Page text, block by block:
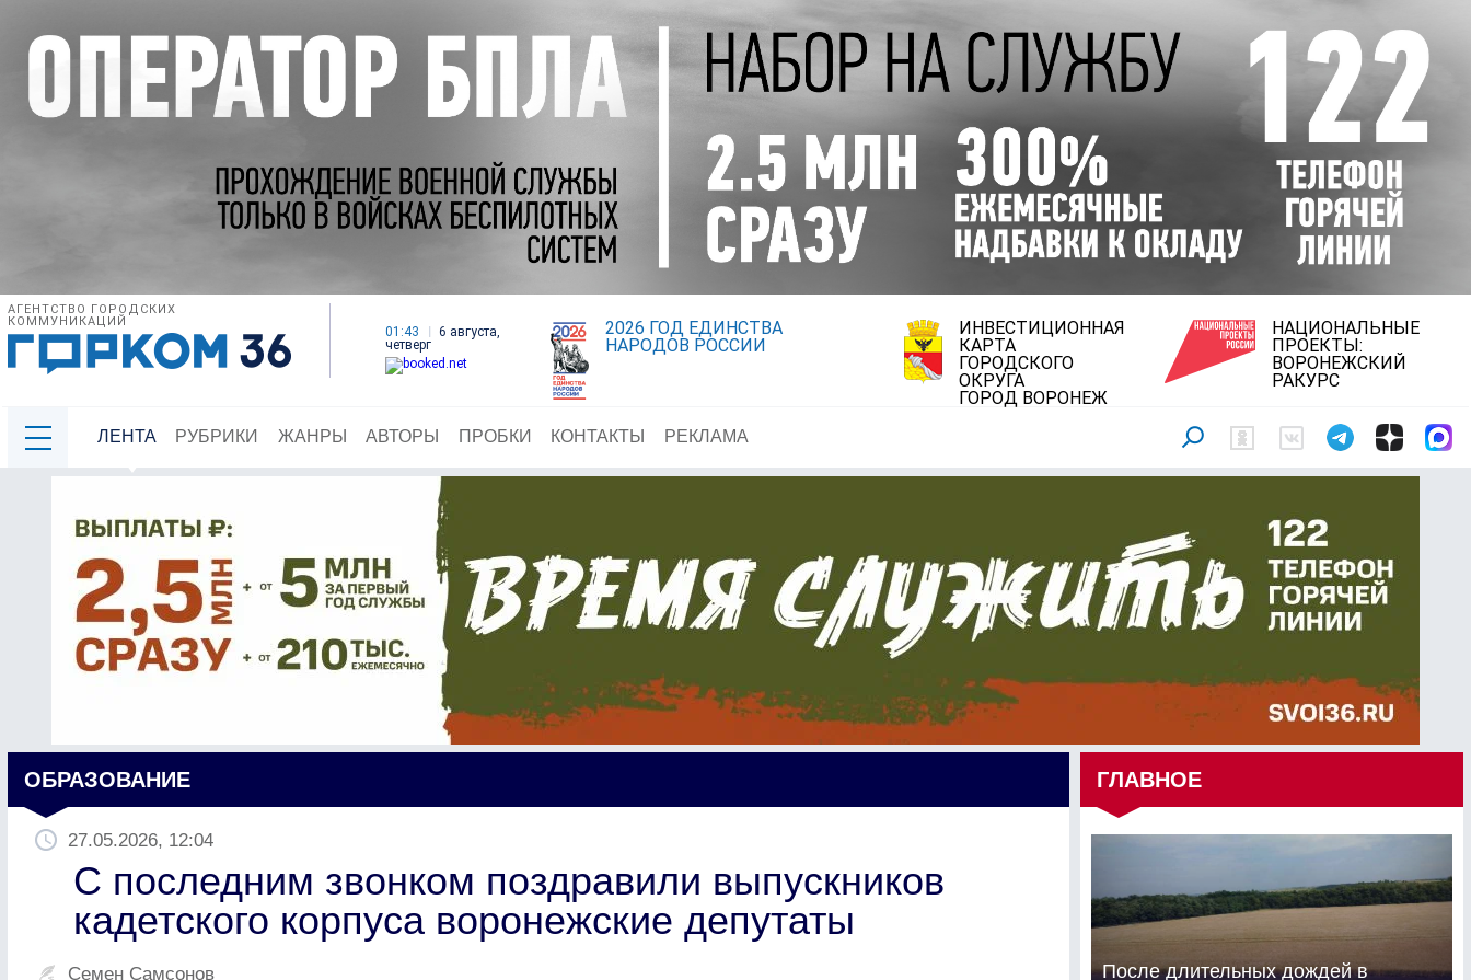
АГЕНТСТВО ГОРОДСКИХ
КОММУНИКАЦИЙ
01:43
6 августа,
четверг
2026 ГОД ЕДИНСТВА
НАРОДОВ РОССИИ
ИНВЕСТИЦИОННАЯ
КАРТА
ГОРОДСКОГО
ОКРУГА
ГОРОД ВОРОНЕЖ
НАЦИОНАЛЬНЫЕ
ПРОЕКТЫ:
ВОРОНЕЖСКИЙ
РАКУРС
ЛЕНТА РУБРИКИ ЖАНРЫ АВТОРЫ ПРОБКИ КОНТАКТЫ РЕКЛАМА
ОБРАЗОВАНИЕ
27.05.2026, 12:04
С последним звонком поздравили выпускников
кадетского корпуса воронежские депутаты
Семен Самсонов
ГЛАВНОЕ
После длительных дождей в